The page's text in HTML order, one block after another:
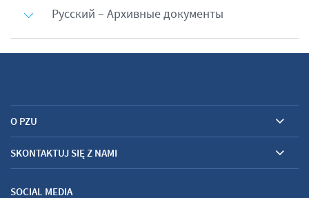
Русский – Архивные документы
O PZU
SKONTAKTUJ SIĘ Z NAMI
SOCIAL MEDIA